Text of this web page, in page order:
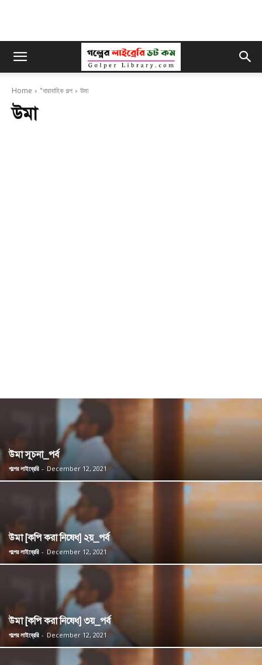
Home "ধারাবাহিক গল্প উমা
উমা
উমা সূচনা_পর্ব
গল্পের লাইব্রেরি - December 12, 2021
উমা [কপি করা নিষেধ] ২য়_পর্ব
গল্পের লাইব্রেরি - December 12, 2021
উমা [কপি করা নিষেধ] ৩য়_পর্ব
গল্পের লাইব্রেরি - December 12, 2021